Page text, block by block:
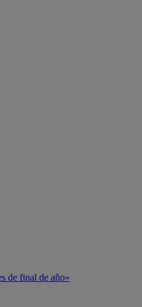
de final de año»